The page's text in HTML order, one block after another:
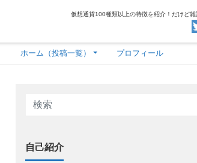
仮想通貨100種類以上の特徴を紹介！だけど雑
ホーム（投稿一覧） プロフィール
自己紹介